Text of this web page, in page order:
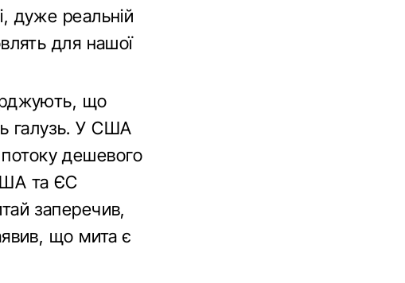
дуже реальній
для нашої
що
галузь. У США
дешевого
та ЄС
заперечив,
що мита є